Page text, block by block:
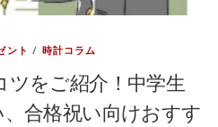
ント / 時計コラム
をご紹介！中学生
合格祝い向けおすす